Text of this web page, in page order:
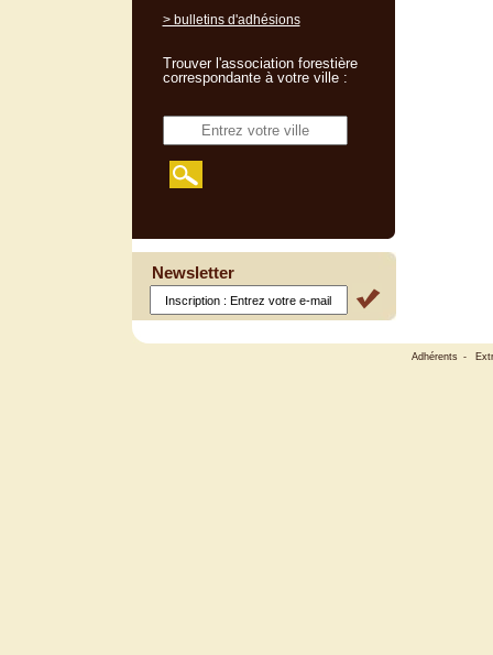
> bulletins d'adhésions
Trouver l'association forestière
correspondante à votre ville :
Newsletter
Adhérents -